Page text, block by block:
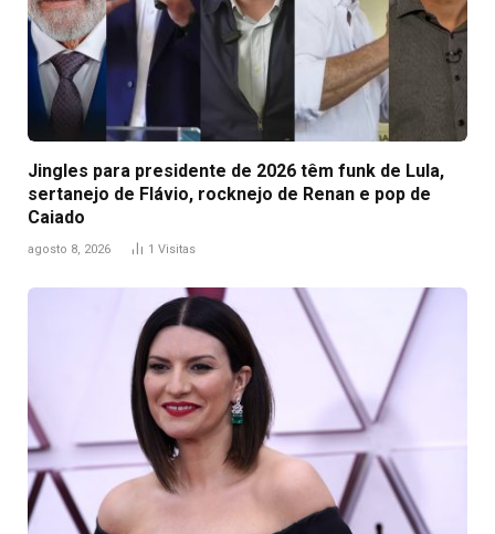
Jingles para presidente de 2026 têm funk de Lula,
sertanejo de Flávio, rocknejo de Renan e pop de
Caiado
agosto 8, 2026 1 Visitas